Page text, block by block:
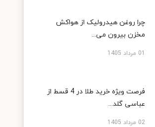
چرا روغن هیدرولیک از هواکش
مخزن بیرون می...
01 مرداد 1405
فرصت ویژه خرید طلا در 4 قسط از
عباسی گلد...
02 مرداد 1405